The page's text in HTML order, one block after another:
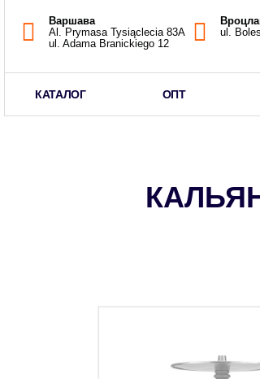
Варшава
Al. Prymasa Tysiąclecia 83A
ul. Adama Branickiego 12
ul.
КАТАЛОГ ОПТ
КАЛЬЯН